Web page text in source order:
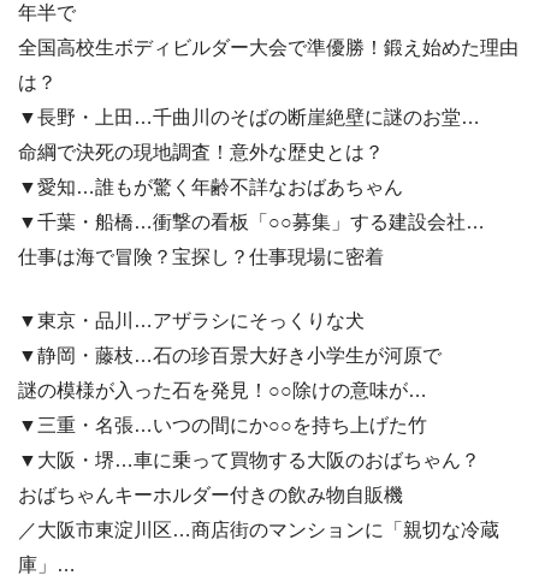
年半で
全国高校生ボディビルダー大会で準優勝！鍛え始めた理由
は？
▼長野・上田…千曲川のそばの断崖絶壁に謎のお堂…
命綱で決死の現地調査！意外な歴史とは？
▼愛知…誰もが驚く年齢不詳なおばあちゃん
▼千葉・船橋…衝撃の看板「○○募集」する建設会社…
仕事は海で冒険？宝探し？仕事現場に密着
▼東京・品川…アザラシにそっくりな犬
▼静岡・藤枝…石の珍百景大好き小学生が河原で
謎の模様が入った石を発見！○○除けの意味が…
▼三重・名張…いつの間にか○○を持ち上げた竹
▼大阪・堺…車に乗って買物する大阪のおばちゃん？
おばちゃんキーホルダー付きの飲み物自販機
／大阪市東淀川区…商店街のマンションに「親切な冷蔵
庫」…